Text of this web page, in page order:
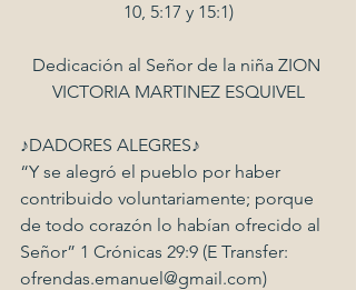
10, 5:17 y 15:1)
Dedicación al Señor de la niña ZION
VICTORIA MARTINEZ ESQUIVEL
♪DADORES ALEGRES♪
“Y se alegró el pueblo por haber
contribuido voluntariamente; porque
de todo corazón lo habían ofrecido al
Señor” 1 Crónicas 29:9 (E Transfer:
ofrendas.emanuel@gmail.com)